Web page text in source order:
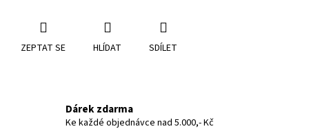
ZEPTAT SE HLÍDAT SDÍLET
Dárek zdarma
Ke každé objednávce nad 5.000,- Kč